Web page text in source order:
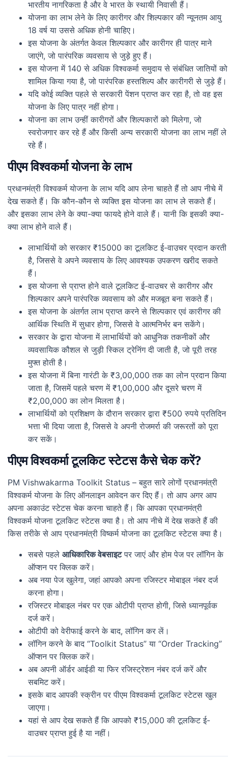
भारतीय नागरिकता है और वे भारत के स्थायी निवासी हैं।
योजना का लाभ लेने के लिए कारीगर और शिल्पकार की न्यूनतम आयु
18 वर्ष या उससे अधिक होनी चाहिए।
इस योजना के अंतर्गत केवल शिल्पकार और कारीगर ही पात्र माने
जाएंगे, जो पारंपरिक व्यवसाय से जुड़े हुए हैं।
इस योजना में 140 से अधिक विश्वकर्मा समुदाय से संबंधित जातियों को
शामिल किया गया है, जो पारंपरिक हस्तशिल्प और कारीगरी से जुड़े हैं।
यदि कोई व्यक्ति पहले से सरकारी पेंशन प्राप्त कर रहा है, तो वह इस
योजना के लिए पात्र नहीं होगा।
योजना का लाभ उन्हीं कारीगरों और शिल्पकारों को मिलेगा, जो
स्वरोजगार कर रहे हैं और किसी अन्य सरकारी योजना का लाभ नहीं ले
रहे हैं।
पीएम विश्वकर्मा योजना के लाभ
प्रधानमंत्री विश्वकर्म योजना के लाभ यदि आप लेना चाहते हैं तो आप नीचे में
देख सकते हैं। कि कौन-कौन से व्यक्ति इस योजना का लाभ ले सकते हैं।
और इसका लाभ लेने के क्या-क्या फायदे होने वाले हैं। यानी कि इसकी क्या-
क्या लाभ होने वाले हैं।
लाभार्थियों को सरकार ₹15000 का टूलकिट ई-वाउचर प्रदान करती
है, जिससे वे अपने व्यवसाय के लिए आवश्यक उपकरण खरीद सकते
हैं।
इस योजना से प्राप्त होने वाले टूलकिट ई-वाउचर से कारीगर और
शिल्पकार अपने पारंपरिक व्यवसाय को और मजबूत बना सकते हैं।
इस योजना के अंतर्गत लाभ प्राप्त करने से शिल्पकार एवं कारीगर की
आर्थिक स्थिति में सुधार होगा, जिससे वे आत्मनिर्भर बन सकेंगे।
सरकार के द्वारा योजना में लाभार्थियों को आधुनिक तकनीकों और
व्यवसायिक कौशल से जुड़ी स्किल ट्रेनिंग दी जाती है, जो पूरी तरह
मुफ्त होती है।
इस योजना में बिना गारंटी के ₹3,00,000 तक का लोन प्रदान किया
जाता है, जिसमें पहले चरण में ₹1,00,000 और दूसरे चरण में
₹2,00,000 का लोन मिलता है।
लाभार्थियों को प्रशिक्षण के दौरान सरकार द्वारा ₹500 रुपये प्रतिदिन
भत्ता भी दिया जाता है, जिससे वे अपनी रोजमर्रा की जरूरतों को पूरा
कर सकें।
पीएम विश्वकर्मा टूलकिट स्टेटस कैसे चेक करें?
PM Vishwakarma Toolkit Status – बहुत सारे लोगों प्रधानमंत्री
विश्वकर्म योजना के लिए ऑनलाइन आवेदन कर दिए हैं। तो आप अगर आप
अपना अकाउंट स्टेटस चेक करना चाहते हैं। कि आपका प्रधानमंत्री
विश्वकर्म योजना टूलकिट स्टेटस क्या है। तो आप नीचे में देख सकते हैं की
किस तरीके से आप प्रधानमंत्री विष्कर्म योजना का टूलकिट स्टेटस क्या है।
सबसे पहले आधिकारिक वेबसाइटपर जाएं और होम पेज पर लॉगिन के
ऑप्शन पर क्लिक करें।
अब नया पेज खुलेगा, जहां आपको अपना रजिस्टर मोबाइल नंबर दर्ज
करना होगा।
रजिस्टर मोबाइल नंबर पर एक ओटीपी प्राप्त होगी, जिसे ध्यानपूर्वक
दर्ज करें।
ओटीपी को वेरीफाई करने के बाद, लॉगिन कर लें।
लॉगिन करने के बाद “Toolkit Status” या “Order Tracking”
ऑप्शन पर क्लिक करें।
अब अपनी ऑर्डर आईडी या फिर रजिस्ट्रेशन नंबर दर्ज करें और
सबमिट करें।
इसके बाद आपकी स्क्रीन पर पीएम विश्वकर्मा टूलकिट स्टेटस खुल
जाएगा।
यहां से आप देख सकते हैं कि आपको ₹15,000 की टूलकिट ई-
वाउचर प्राप्त हुई है या नहीं।